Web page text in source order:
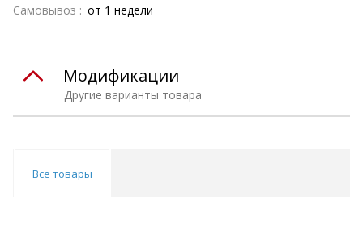
Самовывоз : от 1 недели
Другие варианты товара
Модификации
Все товары